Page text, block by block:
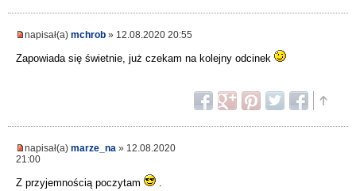
napisał(a) mchrob » 12.08.2020 20:55
Zapowiada się świetnie, już czekam na kolejny odcinek
napisał(a) marze_na » 12.08.2020
21:00
Z przyjemnością poczytam
.